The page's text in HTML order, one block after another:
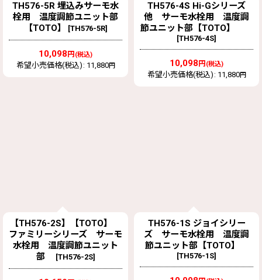
TH576-5R 埋込みサーモ水
栓用 温度調節ユニット部
【TOTO】
[TH576-5R]
10,098 円 (税込)
希望小売価格(税込) : 11,880円
TH576-4S Hi-Gシリーズ
他 サーモ水栓用 温度調
節ユニット部【TOTO】
[TH576-4S]
10,098 円 (税込)
希望小売価格(税込) : 11,880円
【TH576-2S】【TOTO】
ファミリーシリーズ サーモ
水栓用 温度調節ユニット
部
[TH576-2S]
TH576-1S ジョイシリー
ズ サーモ水栓用 温度調
節ユニット部【TOTO】
[TH576-1S]